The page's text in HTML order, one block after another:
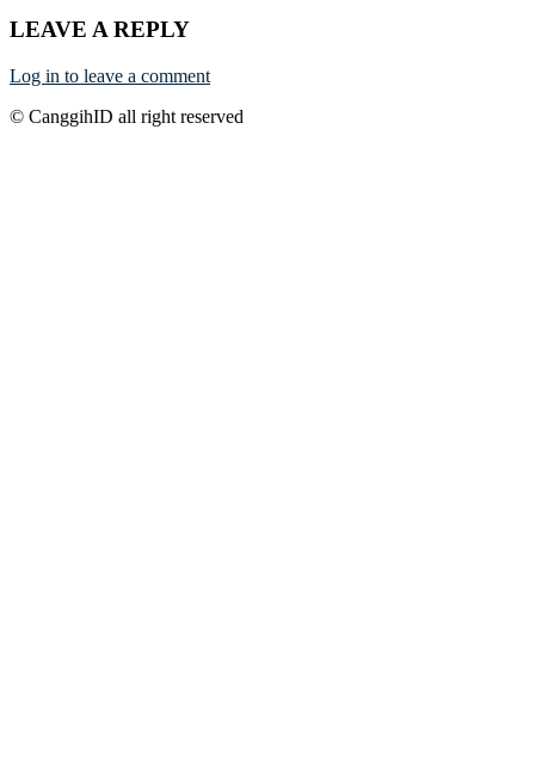
LEAVE A REPLY
Log in to leave a comment
© CanggihID all right reserved